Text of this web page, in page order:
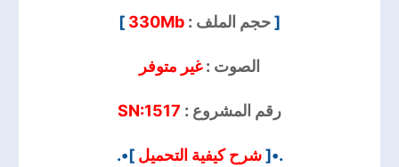
[حجم الملف : 330Mb
]
الصوت :غير متوفر
رقم المشروع : SN:1517
.•[شرح كيفية التحميل ]•.